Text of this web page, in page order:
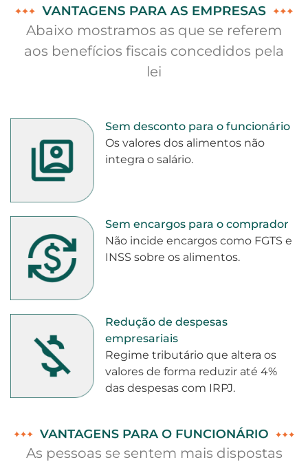
Abaixo mostramos as que se referem
aos benefícios fiscais concedidos pela
lei
Sem desconto para o funcionário
Os valores dos alimentos não
integra o salário.
Sem encargos para o comprador
Não incide encargos como FGTS e
INSS sobre os alimentos.
Redução de despesas
empresariais
Regime tributário que altera os
valores de forma reduzir até 4%
das despesas com IRPJ.
As pessoas se sentem mais dispostas